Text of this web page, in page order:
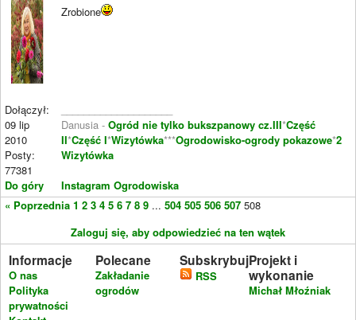
Dołączył:
09 lip
2010
Posty:
77381
Do góry
Zrobione
Danusia - Ogród nie tylko bukszpanowy cz.III*Część
II*Część I*Wizytówka***Ogrodowisko-ogrody pokazowe*2
Wizytówka
Instagram Ogrodowiska
« Poprzednia 1 2 3 4 5 6 7 8 9 ... 504 505 506 507 508
Zaloguj się, aby odpowiedzieć na ten wątek
Informacje
O nas
Polityka
prywatności
Polecane
Zakładanie
ogrodów
Subskrybuj
RSS
Projekt i
wykonanie
Michał Młoźniak